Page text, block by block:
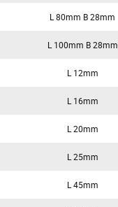
L 80mm B 28mm
L 100mm B 28mm
L 12mm
L 16mm
L 20mm
L 25mm
L 45mm